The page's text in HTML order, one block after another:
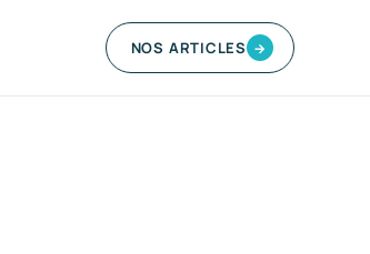
NOS ARTICLES →